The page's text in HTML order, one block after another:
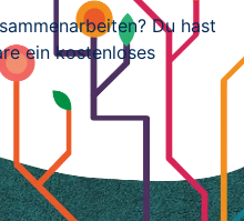
Du hast
ein kostenloses